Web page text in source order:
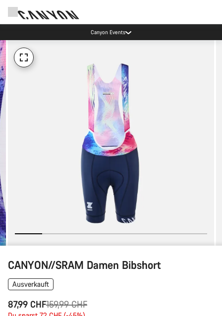
Canyon Events
CANYON//SRAM Damen Bibshort
Ausverkauft
87,99 CHF
Ursprungspreis159,99 CHF